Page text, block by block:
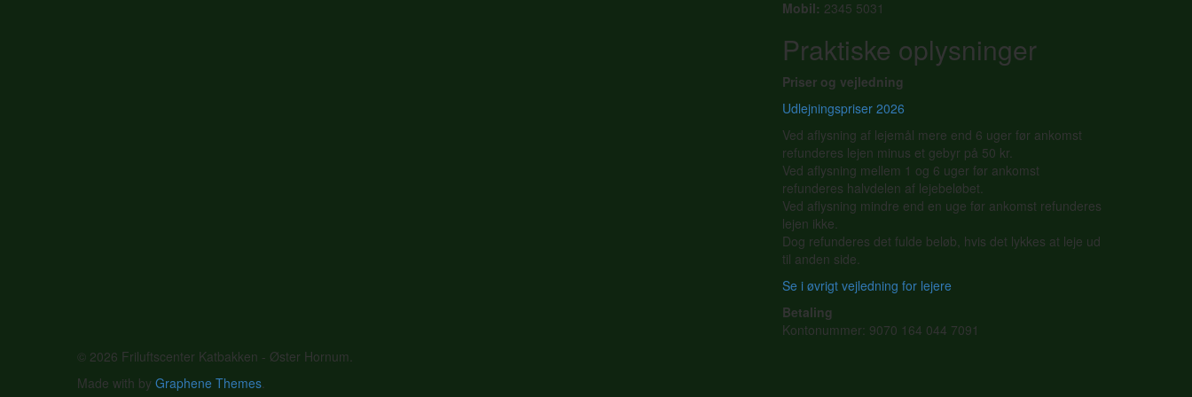
Mobil: 2345 5031
Praktiske oplysninger
Priser og vejledning
Udlejningspriser 2026
Ved aflysning af lejemål mere end 6 uger før ankomst
refunderes lejen minus et gebyr på 50 kr.
Ved aflysning mellem 1 og 6 uger før ankomst
refunderes halvdelen af lejebeløbet.
Ved aflysning mindre end en uge før ankomst refunderes
lejen ikke.
Dog refunderes det fulde beløb, hvis det lykkes at leje ud
til anden side.
Se i øvrigt vejledning for lejere
Betaling
Kontonummer: 9070 164 044 7091
© 2026 Friluftscenter Katbakken - Øster Hornum.
Made with by Graphene Themes.